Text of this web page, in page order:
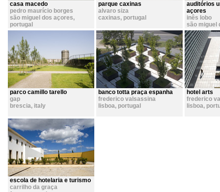
casa macedo
pedro maurício borges
são miguel dos açores,
portugal
parque caxinas
alvaro siza
caxinas, portugal
auditórios
açores
inês lobo
são miguel
portugal
parco camillo tarello
gap
brescia, italy
banco totta praça espanha
frederico valsassina
lisboa, portugal
hotel arts
frederico
lisboa,
escola de hotelaria e turismo
carrilho da graça